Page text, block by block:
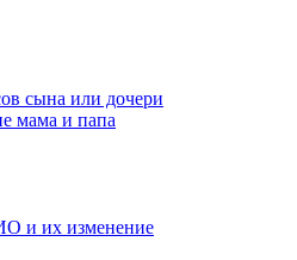
сына или дочери
мама и папа
и их изменение